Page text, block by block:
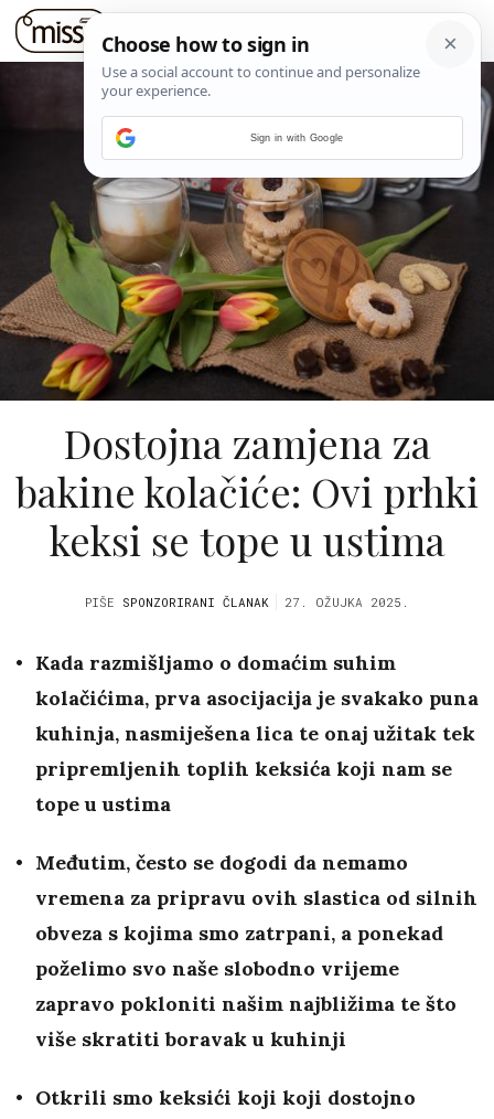
Dostojna zamjena za
bakine kolačiće: Ovi prhki
keksi se tope u ustima
PIŠE SPONZORIRANI ČLANAK 27. OŽUJKA 2025.
Kada razmišljamo o domaćim suhim
kolačićima, prva asocijacija je svakako puna
kuhinja, nasmiješena lica te onaj užitak tek
pripremljenih toplih keksića koji nam se
tope u ustima
Međutim, često se dogodi da nemamo
vremena za pripravu ovih slastica od silnih
obveza s kojima smo zatrpani, a ponekad
poželimo svo naše slobodno vrijeme
zapravo pokloniti našim najbližima te što
više skratiti boravak u kuhinji
Otkrili smo keksići koji koji dostojno
Sign in with Google